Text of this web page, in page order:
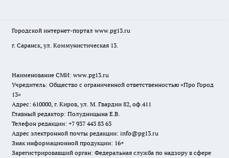
Городской интернет-портал www.pg13.ru
г. Саранск, ул. Коммунистическая 13.
Наименование СМИ: www.pg13.ru
Учредитель: Общество с ограниченной ответственностью «Про Город
13»
Адрес: 610000, г. Киров, ул. М. Гвардии 82, оф.411
Главный редактор: Полудницына Е.В.
Телефон редакции: +7 937 443 83 63
Адрес электронной почты редакции: info@pg13.ru
Знак информационной продукции: 16+
Зарегистрировавший орган: Федеральная служба по надзору в сфере